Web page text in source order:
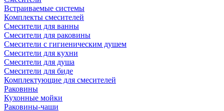
Встраиваемые системы
Комплекты смесителей
Смесители для ванны
Смесители для раковины
Смесители с гигиеническим душем
Смесители для кухни
Смесители для душа
Смесители для биде
Комплектующие для смесителей
Раковины
Кухонные мойки
Раковины-чаши